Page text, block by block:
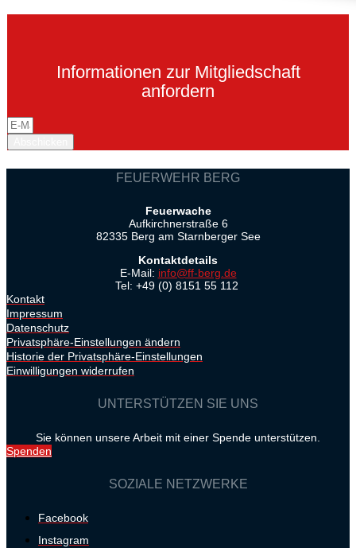
Informationen zur Mitgliedschaft
anfordern
FEUERWEHR BERG
Feuerwache
Aufkirchnerstraße 6
82335 Berg am Starnberger See
Kontaktdetails
E-Mail: info@ff-berg.de
Tel: +49 (0) 8151 55 112
Kontakt
Impressum
Datenschutz
Privatsphäre-Einstellungen ändern
Historie der Privatsphäre-Einstellungen
Einwilligungen widerrufen
UNTERSTÜTZEN SIE UNS
Sie können unsere Arbeit mit einer Spende unterstützen.
Spenden
SOZIALE NETZWERKE
Facebook
Instagram